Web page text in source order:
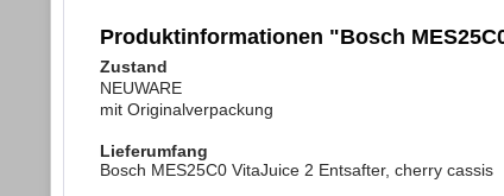
Produktinformationen "Bosch
Zustand
NEUWARE
mit Originalverpackung
Lieferumfang
Bosch MES25C0 VitaJuice 2 Entsafter, cherry cassis